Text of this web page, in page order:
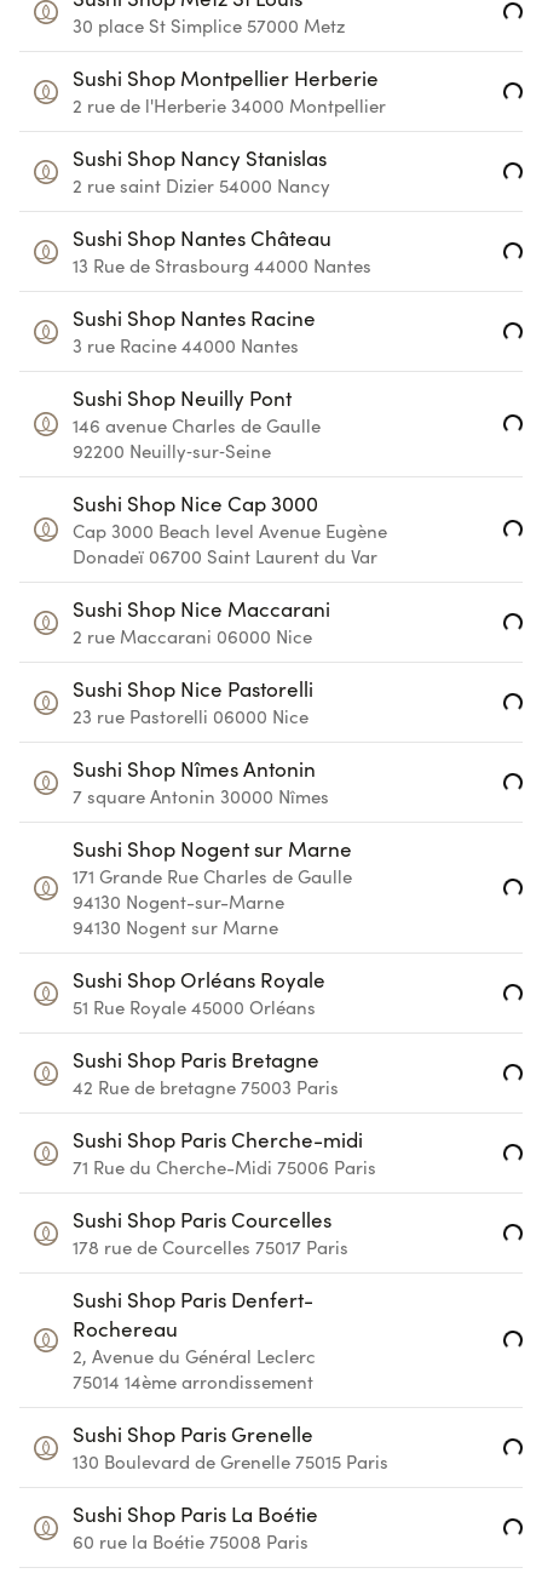
30 place St Simplice 57000 Metz Loading...
Sushi Shop Montpellier Herberie
2 rue de l'Herberie 34000 Montpellier Loading...
Sushi Shop Nancy Stanislas
2 rue saint Dizier 54000 Nancy Loading...
Sushi Shop Nantes Château
13 Rue de Strasbourg 44000 Nantes Loading...
Sushi Shop Nantes Racine
3 rue Racine 44000 Nantes Loading...
Sushi Shop Neuilly Pont
146 avenue Charles de Gaulle
92200 Neuilly‑sur‑Seine Loading...
Sushi Shop Nice Cap 3000
Cap 3000 Beach level Avenue Eugène
Donadeï 06700 Saint Laurent du Var Loading...
Sushi Shop Nice Maccarani
2 rue Maccarani 06000 Nice Loading...
Sushi Shop Nice Pastorelli
23 rue Pastorelli 06000 Nice Loading...
Sushi Shop Nîmes Antonin
7 square Antonin 30000 Nîmes Loading...
Sushi Shop Nogent sur Marne
171 Grande Rue Charles de Gaulle
94130 Nogent-sur-Marne
94130 Nogent sur Marne Loading...
Sushi Shop Orléans Royale
51 Rue Royale 45000 Orléans Loading...
Sushi Shop Paris Bretagne
42 Rue de bretagne 75003 Paris Loading...
Sushi Shop Paris Cherche-midi
71 Rue du Cherche-Midi 75006 Paris Loading...
Sushi Shop Paris Courcelles
178 rue de Courcelles 75017 Paris Loading...
Sushi Shop Paris Denfert-
Rochereau
2, Avenue du Général Leclerc
75014 14ème arrondissement
Loading...
Sushi Shop Paris Grenelle
130 Boulevard de Grenelle 75015 Paris Loading...
Sushi Shop Paris La Boétie
60 rue la Boétie 75008 Paris Loading...